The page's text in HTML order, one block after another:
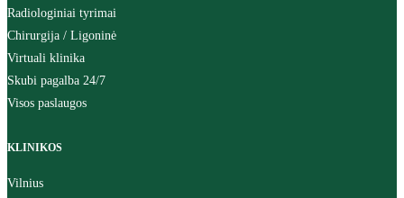
Radiologiniai tyrimai
Chirurgija / Ligoninė
Virtuali klinika
Skubi pagalba 24/7
Visos paslaugos
KLINIKOS
Vilnius